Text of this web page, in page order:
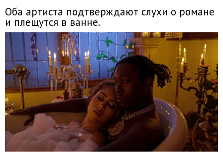
Оба артиста подтверждают слухи о романе
и плещутся в ванне.